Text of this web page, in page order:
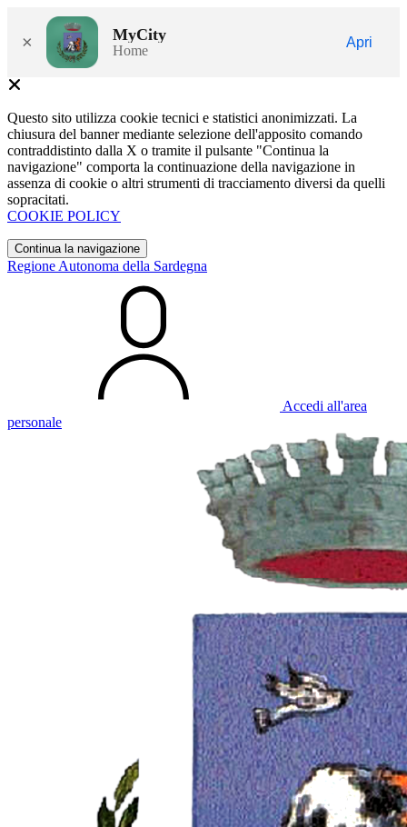
× MyCity
Home
Apri
Questo sito utilizza cookie tecnici e statistici anonimizzati. La
chiusura del banner mediante selezione dell'apposito comando
contraddistinto dalla X o tramite il pulsante "Continua la
navigazione" comporta la continuazione della navigazione in
assenza di cookie o altri strumenti di tracciamento diversi da quelli
sopracitati.
COOKIE POLICY
Continua la navigazione
Regione Autonoma della Sardegna
Accedi all'area
personale